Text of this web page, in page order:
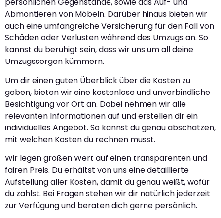
persönlichen Gegenstände, sowie das Auf- und
Abmontieren von Möbeln. Darüber hinaus bieten wir
auch eine umfangreiche Versicherung für den Fall von
Schäden oder Verlusten während des Umzugs an. So
kannst du beruhigt sein, dass wir uns um all deine
Umzugssorgen kümmern.
Um dir einen guten Überblick über die Kosten zu
geben, bieten wir eine kostenlose und unverbindliche
Besichtigung vor Ort an. Dabei nehmen wir alle
relevanten Informationen auf und erstellen dir ein
individuelles Angebot. So kannst du genau abschätzen,
mit welchen Kosten du rechnen musst.
Wir legen großen Wert auf einen transparenten und
fairen Preis. Du erhältst von uns eine detaillierte
Aufstellung aller Kosten, damit du genau weißt, wofür
du zahlst. Bei Fragen stehen wir dir natürlich jederzeit
zur Verfügung und beraten dich gerne persönlich.